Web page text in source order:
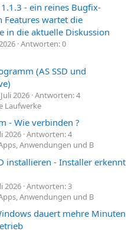
- ein reines Bugfix-
Features wartet die
in die aktuelle Diskussion
Antworten: 0
(AS SSD und
2026 Antworten: 4
Laufwerke
- Wie verbinden ?
2026 Antworten: 4
Anwendungen und B
installieren - Installer erkennt
2026 Antworten: 3
Anwendungen und B
dauert mehre Minuten